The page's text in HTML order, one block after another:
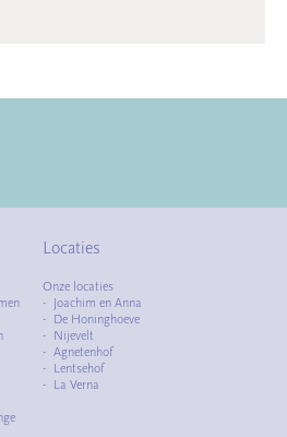
Locaties
Onze locaties
Joachim en Anna
De Honinghoeve
Nijevelt
Agnetenhof
Lentsehof
La Verna